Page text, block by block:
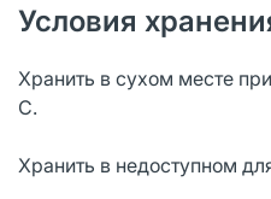
Условия
Хранить в сухом месте
С.
Хранить в недоступном